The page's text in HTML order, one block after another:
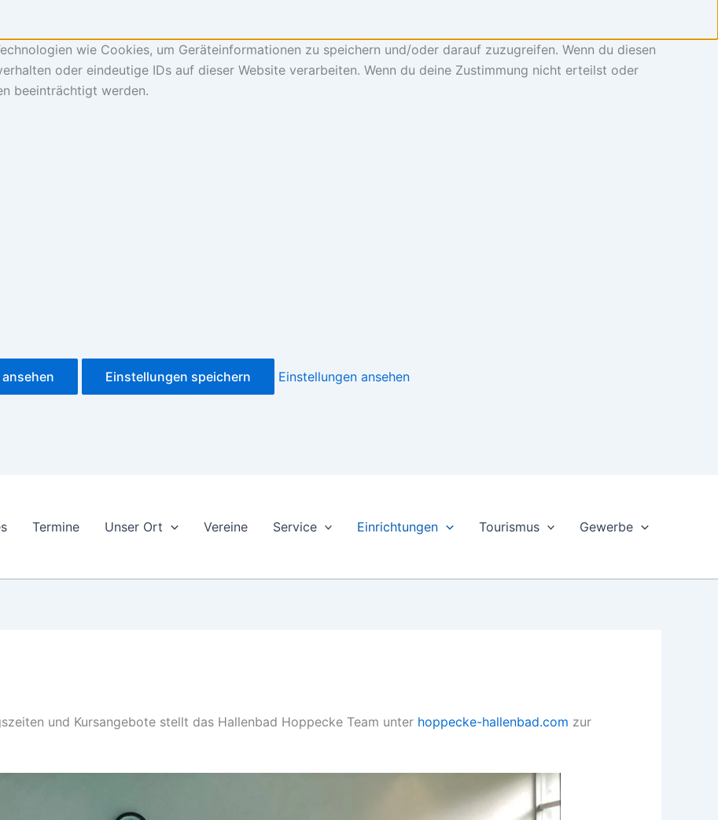
wie Cookies, um Geräteinformationen zu speichern und/oder darauf zuzugreifen. Wenn du diesen
oder eindeutige IDs auf dieser Website verarbeiten. Wenn du deine Zustimmung nicht erteilst oder
beeinträchtigt werden.
Einstellungen speichern
Einstellungen ansehen
Termine Unser Ort Vereine Service Einrichtungen Tourismus Gewerbe
und Kursangebote stellt das Hallenbad Hoppecke Team unter hoppecke-hallenbad.com zur